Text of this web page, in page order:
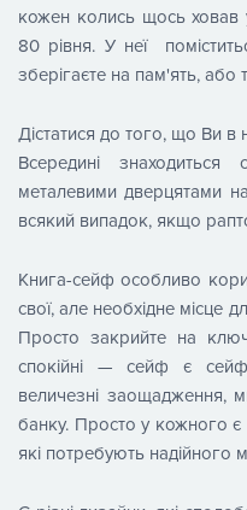
кожен колись щось ховав
80 рівня. У неї
зберігаєте на пам'ять,
Дістатися до того, що Ви в
Всередині
металевими дверцятами
всякий випадок, якщо
Книга-сейф особливо
свої, але необхідне місце
Просто закрийте на
спокійні — сейф є
величезні заощадження,
банку. Просто у кожного є
які потребують надійного